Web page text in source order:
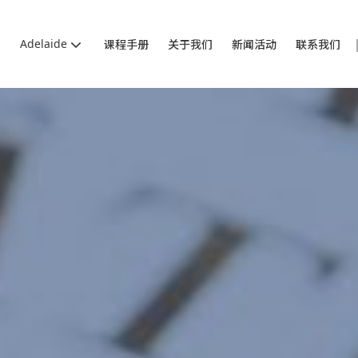
Adelaide 课程手册 关于我们 新闻活动 联系我们